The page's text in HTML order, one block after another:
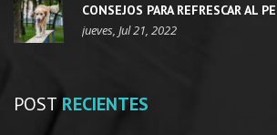
CONSEJOS PARA REFRESCAR AL
jueves, Jul 21, 2022
POST RECIENTES